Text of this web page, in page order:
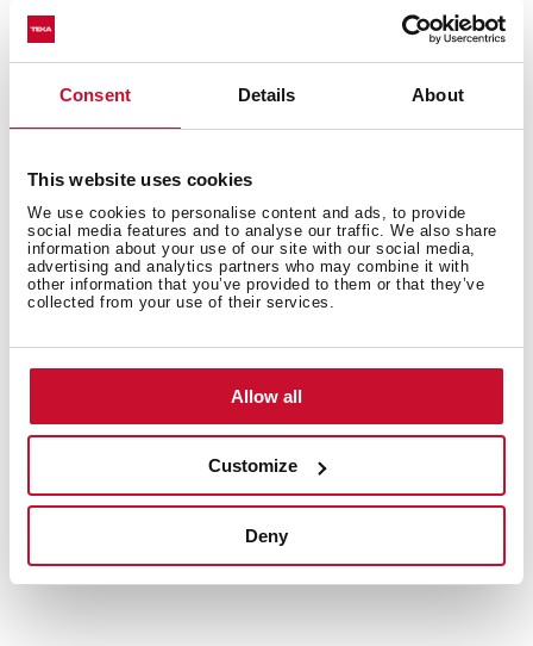
Consent Details About
This website uses cookies
We use cookies to personalise content and ads, to provide
social media features and to analyse our traffic. We also share
information about your use of our site with our social media,
advertising and analytics partners who may combine it with
other information that you’ve provided to them or that they’ve
collected from your use of their services.
Allow all
Customize
Deny
Strefy gotowania
Systemy bezpieczeństwa
Wykończenie